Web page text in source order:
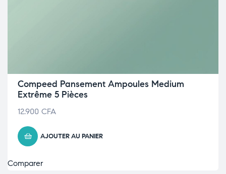
Compeed Pansement Ampoules Medium
Extrême 5 Pièces
12.900 CFA
AJOUTER AU PANIER
Comparer